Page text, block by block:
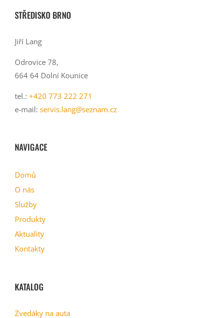
STŘEDISKO BRNO
Jiří Lang
Odrovice 78,
664 64 Dolní Kounice
tel.: +420 773 222 271
e-mail: servis.lang@seznam.cz
NAVIGACE
Domů
O nás
Služby
Produkty
Aktuality
Kontakty
KATALOG
Zvedáky na auta